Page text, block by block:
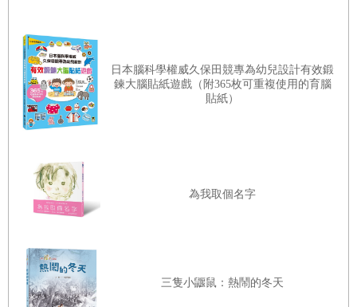
日本腦科學權威久保田競專為幼兒設計有效鍛
鍊大腦貼紙遊戲（附365枚可重複使用的育腦
貼紙）
為我取個名字
三隻小鼴鼠：熱鬧的冬天